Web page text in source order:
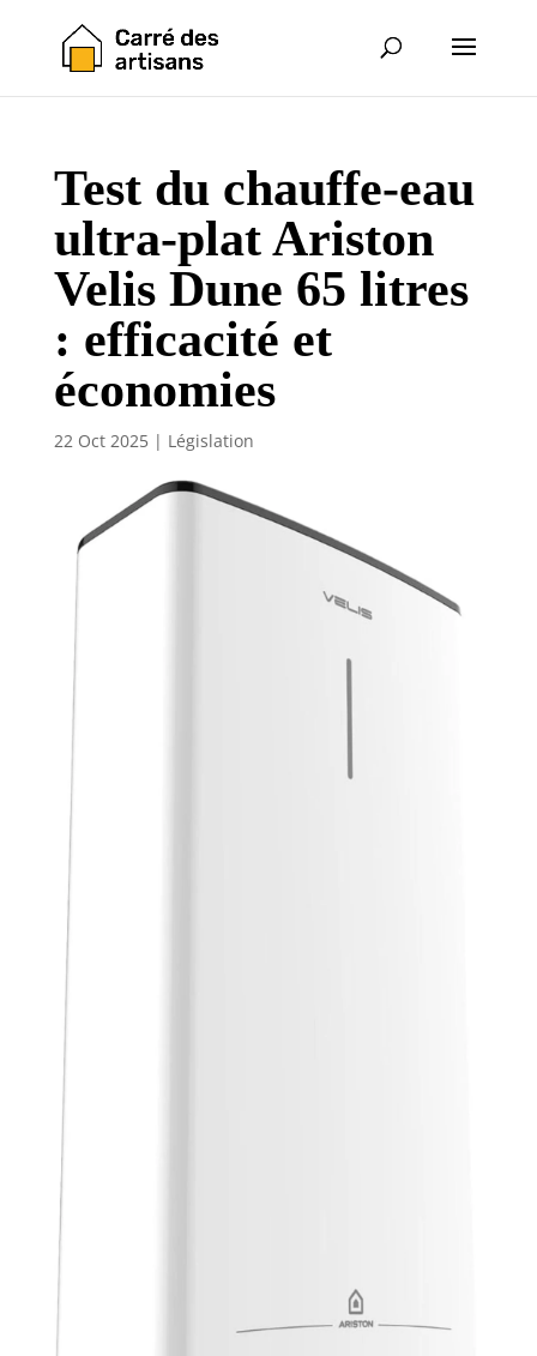
Test du chauffe-eau
ultra-plat Ariston
Velis Dune 65 litres
: efficacité et
économies
22 Oct 2025| Législation